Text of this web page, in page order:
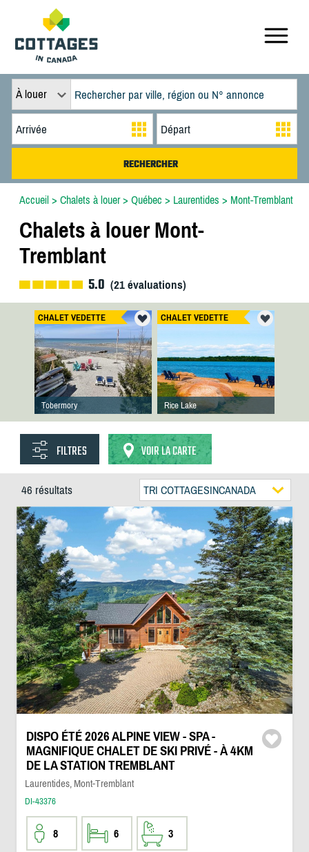
À louer
Accueil> Chalets à louer> Québec > Laurentides > Mont-Tremblant
Chalets à louer Mont-
Tremblant
5.0 (21évaluations)
CHALET VEDETTE
Tobermory
CHALET VEDETTE
Rice Lake
FILTRES VOIR LA CARTE
46 résultats TRI COTTAGESINCANADA
DISPO ÉTÉ 2026 ALPINE VIEW - SPA -
MAGNIFIQUE CHALET DE SKI PRIVÉ - À 4KM
DE LA STATION TREMBLANT
Laurentides, Mont-Tremblant
DI-43376
8 6 3